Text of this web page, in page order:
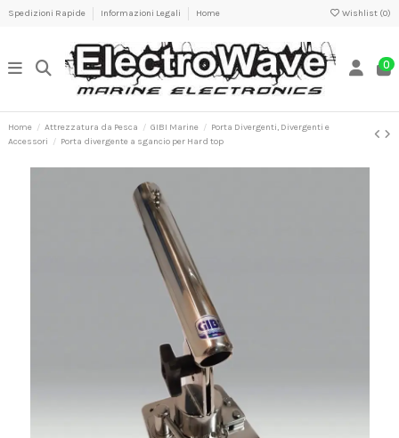
Spedizioni Rapide Informazioni Legali Home Wishlist (0)
0
Home Attrezzatura da Pesca GIBI Marine
Porta Divergenti, Divergenti e
Accessori
Porta divergente a sgancio per Hard top